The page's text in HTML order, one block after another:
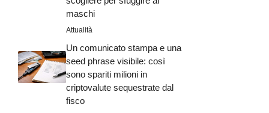
maschi
Attualità
Un comunicato stampa e una
seed phrase visibile: così
sono spariti milioni in
criptovalute sequestrate dal
fisco